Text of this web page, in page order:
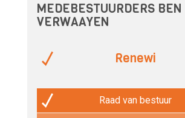
MEDEBESTUURDERS BEN
VERWAAYEN
Renewi
Raad van bestuur